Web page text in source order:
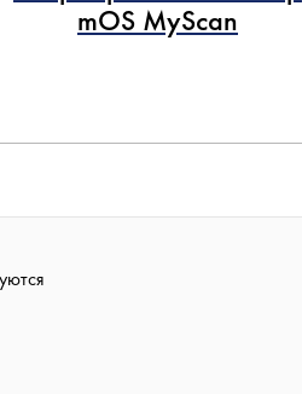
mOS MyScan